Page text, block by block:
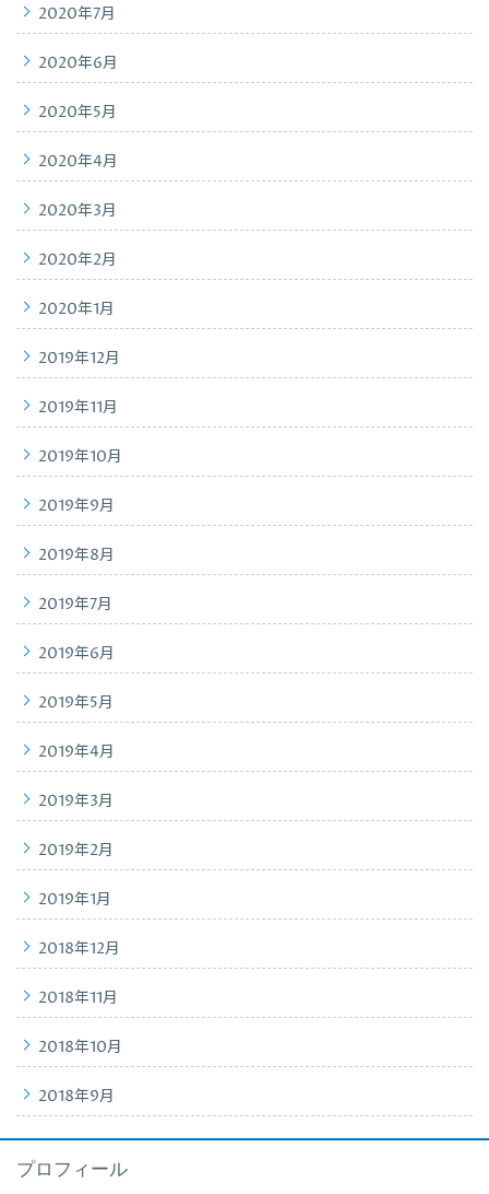
2020年7月
2020年6月
2020年5月
2020年4月
2020年3月
2020年2月
2020年1月
2019年12月
2019年11月
2019年10月
2019年9月
2019年8月
2019年7月
2019年6月
2019年5月
2019年4月
2019年3月
2019年2月
2019年1月
2018年12月
2018年11月
2018年10月
2018年9月
プロフィール